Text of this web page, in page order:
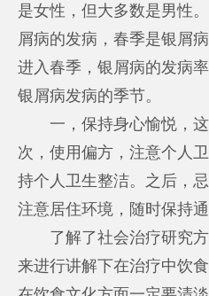
是女性，但大多数是男性
屑病的发病，春季是银屑
进入春季，银屑病的发病
银屑病发病的季节。
一，保持身心愉悦，这
次，使用偏方，注意个人
持个人卫生整洁。之后，
注意居住环境，随时保持
了解了社会治疗研究方
来进行讲解下在治疗中饮